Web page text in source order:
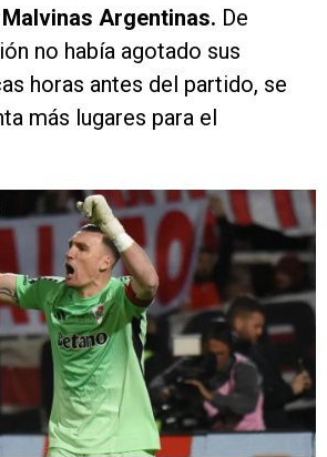
Argentinas. De
no había agotado sus
horas antes del partido, se
más lugares para el